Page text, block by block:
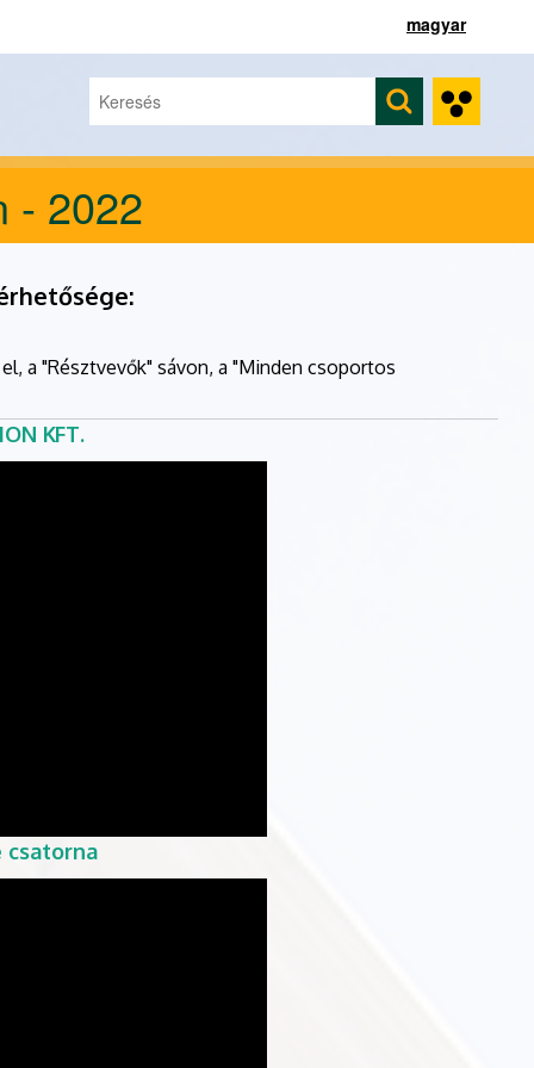
magyar
Keresés űrlap
Keresés
- 2022
a "Résztvevők" sávon, a "Minden csoportos
KFT.
csatorna